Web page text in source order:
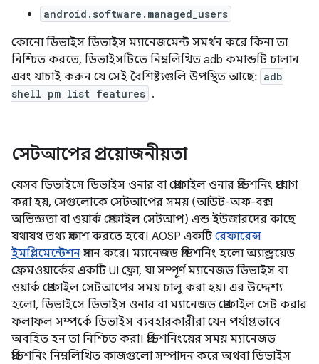
android.software.managed_users
কোনো ডিভাইস ডিভাইস ম্যানেজমেন্ট সমর্থন করে কিনা তা
নিশ্চিত করতে, ডিভাইসটিতে নিম্নলিখিত adb কমান্ডটি চালান
এবং যাচাই করুন যে সেই বৈশিষ্ট্যগুলি উপস্থিত আছে: adb
shell pm list features .
সেটআপের প্রয়োজনীয়তা
যেসব ডিভাইসে ডিভাইস ওনার বা প্রোফাইল ওনার প্রভিশনিং প্রয়োগ
করা হয়, সেগুলোকে সেটআপের সময় (আউট-অফ-বক্স
অভিজ্ঞতা বা ওয়ার্ক প্রোফাইল সেটআপ) এন্ড ইউজারদের কাছে
যথাযথ তথ্য প্রকাশ করতে হবে। AOSP একটি রেফারেন্স
ইমপ্লিমেন্টেশন প্রদান করে। ম্যানেজড প্রভিশনিং হলো অ্যান্ড্রয়েড
ফ্রেমওয়ার্কের একটি UI ফ্লো, যা সম্পূর্ণ ম্যানেজড ডিভাইস বা
ওয়ার্ক প্রোফাইল সেটআপের সময় চালু করা হয়। এর উদ্দেশ্য
হলো, ডিভাইসে ডিভাইস ওনার বা ম্যানেজড প্রোফাইল সেট করার
ফলাফল সম্পর্কে ডিভাইস ব্যবহারকারীরা যেন পর্যাপ্তভাবে
অবহিত হন তা নিশ্চিত করা। প্রভিশনিংয়ের সময় ম্যানেজড
প্রভিশনিং নিম্নলিখিত কাজগুলো সম্পাদন করে অথবা ডিভাইস